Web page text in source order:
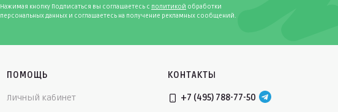
Нажимая кнопку Подписаться вы соглашаетесь с политикой обработки
персональных данных и соглашаетесь на получение рекламных сообщений.
ПОМОЩЬ
Личный кабинет
КОНТАКТЫ
+7 (495) 788-77-50